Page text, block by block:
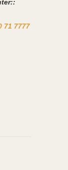
71 7777